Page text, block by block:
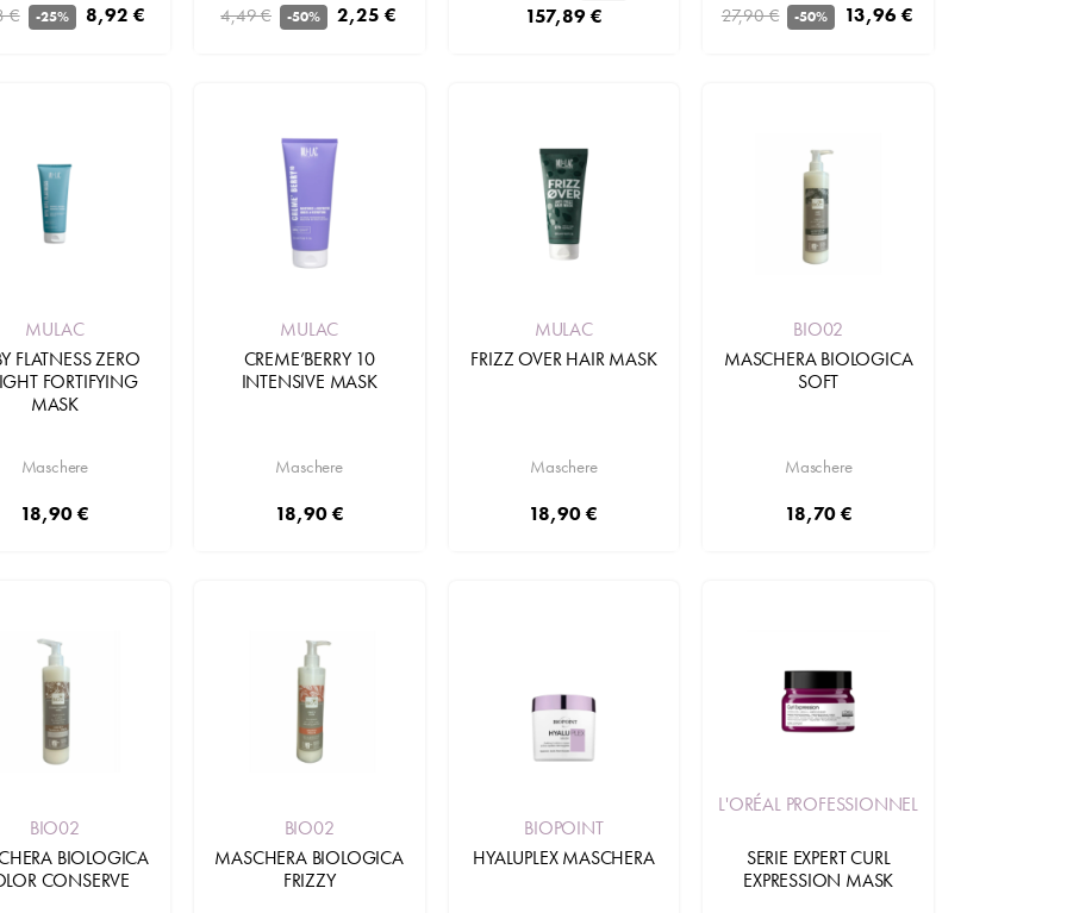
€
-25% 8,92 €
4,49 €
-50% 2,25 € 157,89 €
27,90 €
-50% 13,96 €
MULAC
FLATNESS ZERO
FORTIFYING
MASK
Maschere
18,90 €
MULAC
CREME’BERRY 10
INTENSIVE MASK
Maschere
18,90 €
MULAC
FRIZZ OVER HAIR MASK
Maschere
18,90 €
BIO02
MASCHERA BIOLOGICA
SOFT
Maschere
18,70 €
BIO02
BIOLOGICA
CONSERVE
BIO02
MASCHERA BIOLOGICA
FRIZZY
BIOPOINT
HYALUPLEX MASCHERA
L'ORÉAL PROFESSIONNEL
SERIE EXPERT CURL
EXPRESSION MASK